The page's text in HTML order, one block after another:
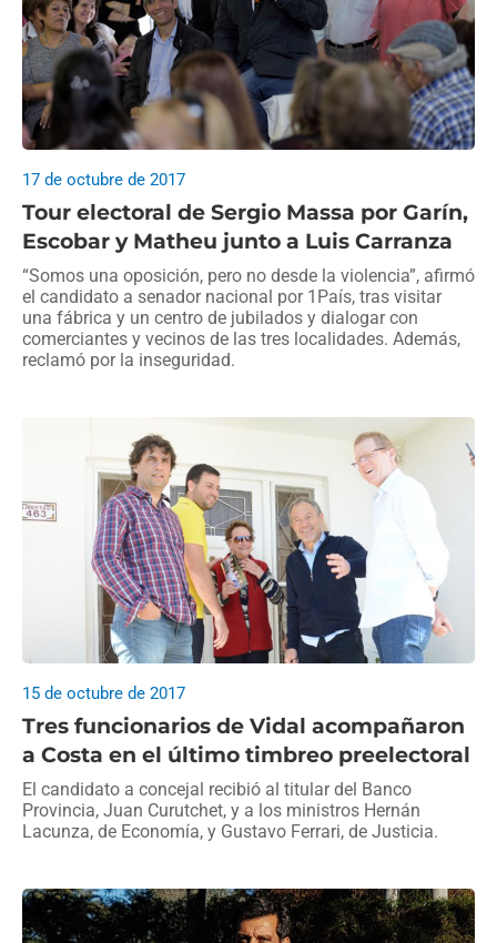
Tour electoral de Sergio Massa por Garín,
Escobar y Matheu junto a Luis Carranza
17 de octubre de 2017
“Somos una oposición, pero no desde la violencia”, afirmó
el candidato a senador nacional por 1País, tras visitar
una fábrica y un centro de jubilados y dialogar con
comerciantes y vecinos de las tres localidades. Además,
reclamó por la inseguridad.
Tres funcionarios de Vidal acompañaron
a Costa en el último timbreo preelectoral
15 de octubre de 2017
El candidato a concejal recibió al titular del Banco
Provincia, Juan Curutchet, y a los ministros Hernán
Lacunza, de Economía, y Gustavo Ferrari, de Justicia.